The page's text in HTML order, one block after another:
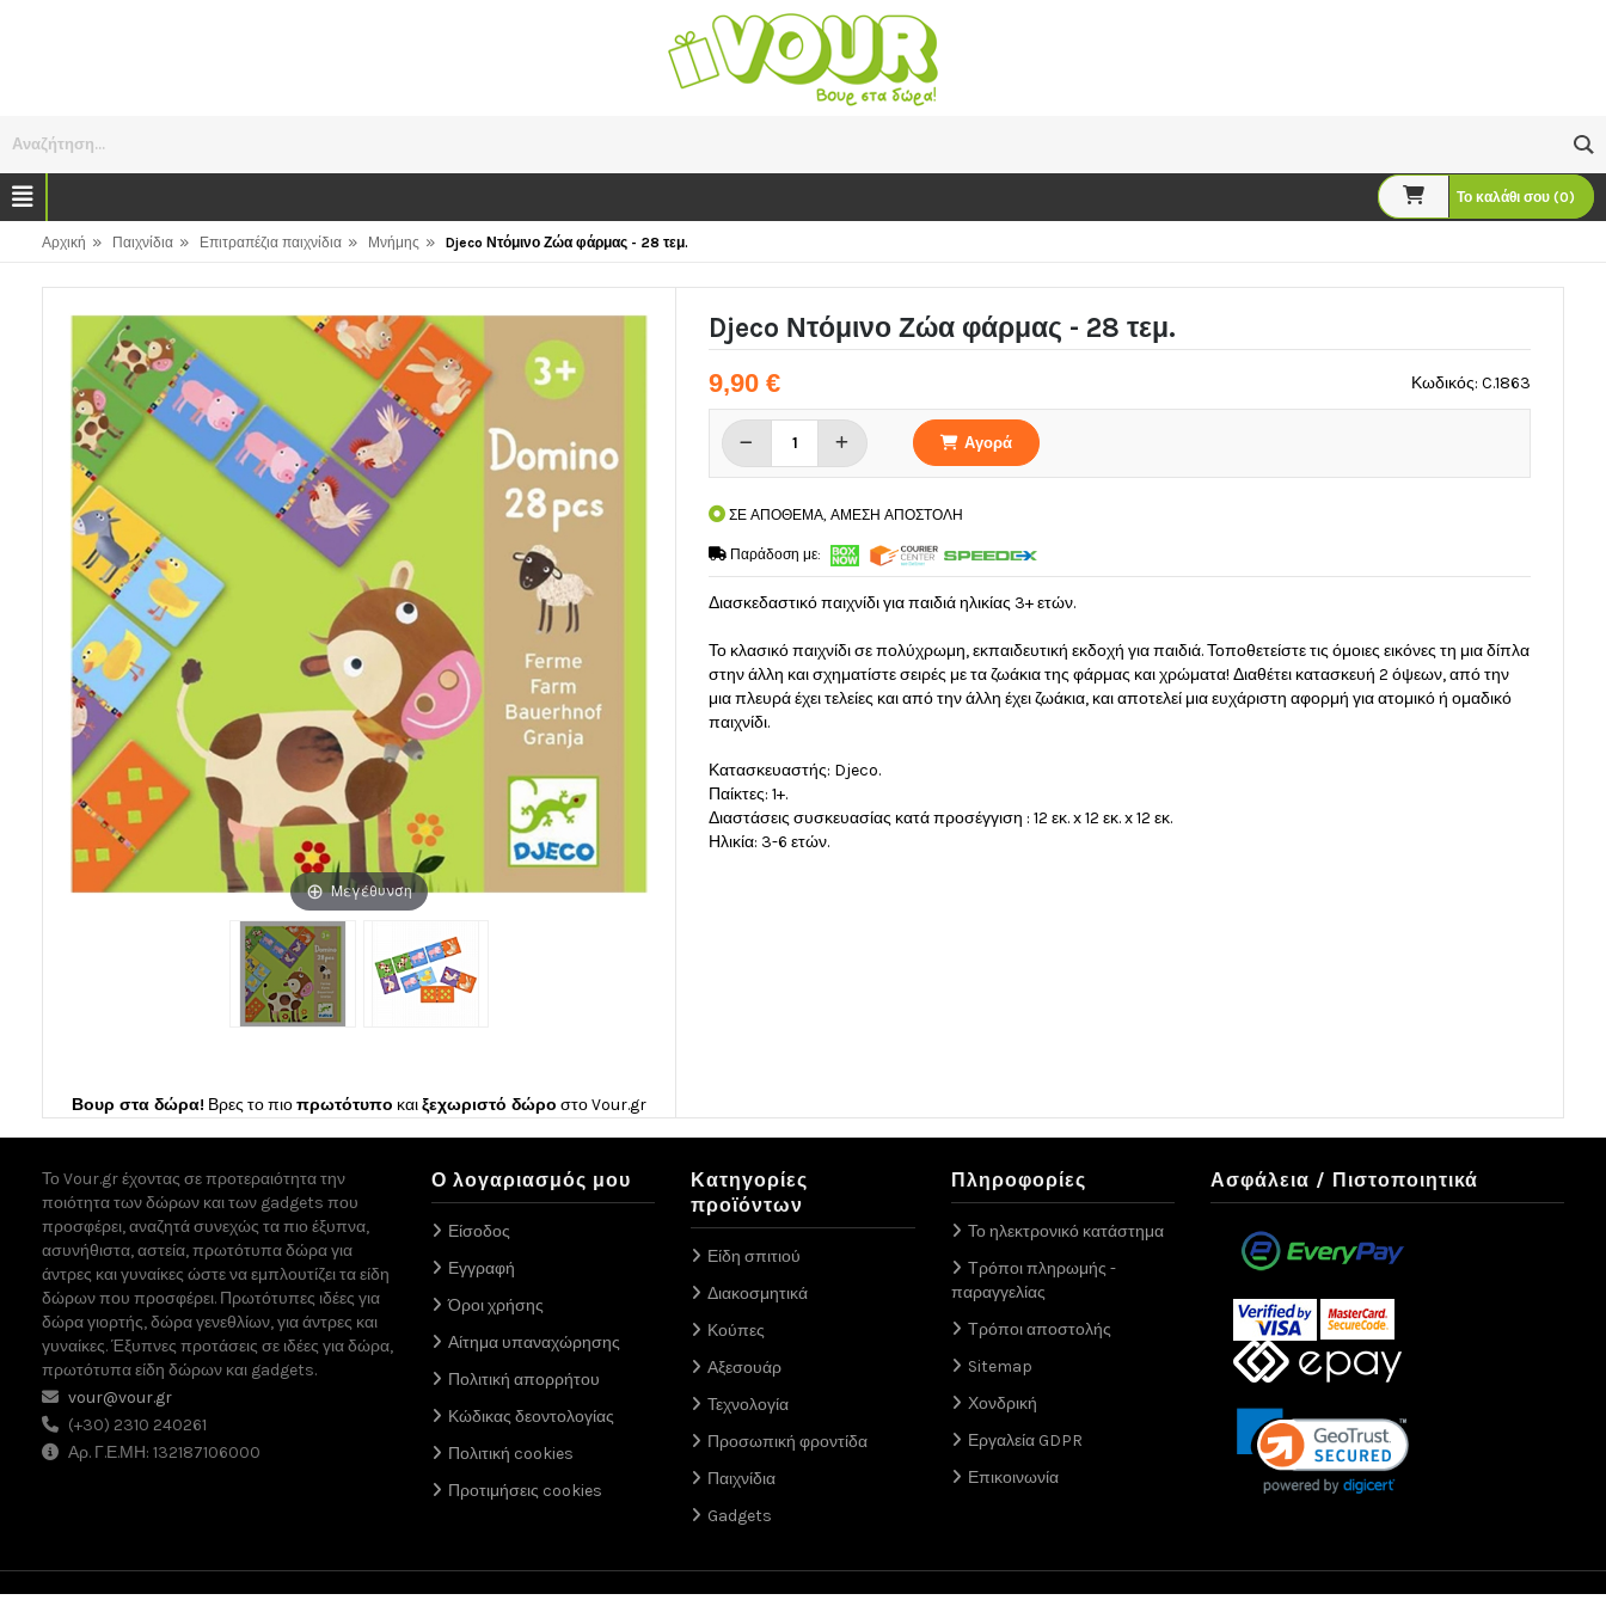
Αναζήτηση...
Το καλάθι σου (0)
Αρχική » Παιχνίδια » Επιτραπέζια παιχνίδια » Μνήμης » Djeco Ντόμινο Ζώα φάρμας - 28 τεμ.
Μεγέθυνση
Βουρ στα δώρα! Βρες το πιοπρωτότυπο καιξεχωριστό δώρο στοVour.gr
Djeco Ντόμινο Ζώα φάρμας - 28 τεμ.
Κωδικός: C.1863
9,90 €
Αγορά
ΣΕ ΑΠΟΘΕΜΑ, ΑΜΕΣΗ ΑΠΟΣΤΟΛΗ
Παράδοση με:
Διασκεδαστικό παιχνίδι για παιδιά ηλικίας 3+ ετών.
Το κλασικό παιχνίδι σε πολύχρωμη, εκπαιδευτική εκδοχή για παιδιά. Τοποθετείστε τις όμοιες εικόνες τη μια δίπλα
στην άλλη και σχηματίστε σειρές με τα ζωάκια της φάρμας και χρώματα! Διαθέτει κατασκευή 2 όψεων, από την
μια πλευρά έχει τελείες και από την άλλη έχει ζωάκια, και αποτελεί μια ευχάριστη αφορμή για ατομικό ή ομαδικό
παιχνίδι.
Κατασκευαστής: Djeco.
Παίκτες: 1+.
Διαστάσεις συσκευασίας κατά προσέγγιση : 12 εκ. x 12 εκ. x 12 εκ.
Ηλικία: 3-6 ετών.
Το Vour.gr έχοντας σε προτεραιότητα την
ποιότητα των δώρων και των gadgets που
προσφέρει, αναζητά συνεχώς τα πιο έξυπνα,
ασυνήθιστα, αστεία, πρωτότυπα δώρα για
άντρες και γυναίκες ώστε να εμπλουτίζει τα είδη
δώρων που προσφέρει. Πρωτότυπες ιδέες για
δώρα γιορτής, δώρα γενεθλίων, για άντρες και
γυναίκες. Έξυπνες προτάσεις σε ιδέες για δώρα,
πρωτότυπα είδη δώρων και gadgets.
vour@vour.gr
(+30) 2310 240261
Αρ. Γ.Ε.ΜΗ: 132187106000
Ο λογαριασμός μου
Είσοδος
Εγγραφή
Όροι χρήσης
Αίτημα υπαναχώρησης
Πολιτική απορρήτου
Κώδικας δεοντολογίας
Πολιτική cookies
Προτιμήσεις cookies
Κατηγορίες
προϊόντων
Είδη σπιτιού
Διακοσμητικά
Κούπες
Αξεσουάρ
Τεχνολογία
Προσωπική φροντίδα
Παιχνίδια
Gadgets
Πληροφορίες
Το ηλεκτρονικό κατάστημα
Τρόποι πληρωμής -
παραγγελίας
Τρόποι αποστολής
Sitemap
Χονδρική
Εργαλεία GDPR
Επικοινωνία
Ασφάλεια / Πιστοποιητικά